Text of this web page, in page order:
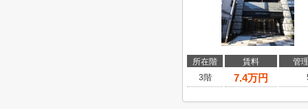
所在階 賃料
管
3階
7.4万円